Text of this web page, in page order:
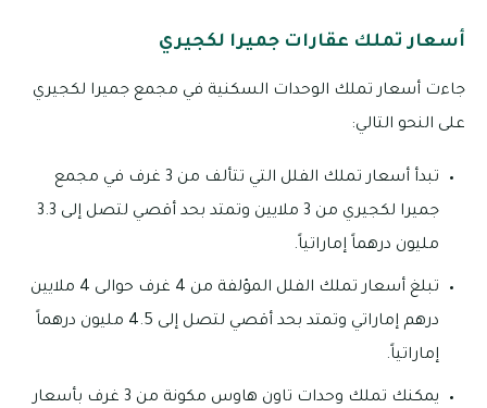
أسعار تملك عقارات جميرا لكجيري
جاءت أسعار تملك الوحدات السكنية في مجمع جميرا لكجيري
على النحو التالي:
تبدأ أسعار تملك الفلل التي تتألف من 3 غرف في مجمع
جميرا لكجيري من 3 ملايين وتمتد بحد أقصي لتصل إلى 3.3
مليون درهماً إماراتياً.
تبلغ أسعار تملك الفلل المؤلفة من 4 غرف حوالى 4 ملايين
درهم إماراتي وتمتد بحد أقصي لتصل إلى 4.5 مليون درهماً
إماراتياً.
يمكنك تملك وحدات تاون هاوس مكونة من 3 غرف بأسعار